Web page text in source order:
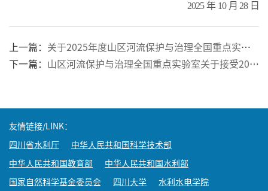
2025 年 10 月 28 日
上一篇： 关于2025年度山区河流保护与治理全国重点实验室开放课题申请截止时间提前的通知
下一篇： 山区河流保护与治理全国重点实验室关于接受2025年度开放课题申请的通知
友情链接/LINK：
四川省水利厅 中华人民共和国科学技术部
中华人民共和国教育部 中华人民共和国水利部
国家自然科学基金委员会 四川大学 水利水电学院